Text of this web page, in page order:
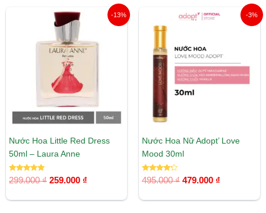
-13%
Nước Hoa Little Red Dress
50ml – Laura Anne
Được xếp
hạng
299.000₫
Giá
gốc
là:
299.000 ₫.
259.000 ₫
là:
-3%
Nước Hoa Nữ Adopt’ Love
Mood 30ml
Được xếp
hạng
495.000₫
Giá
gốc
495.000 ₫.
479.000 ₫
479.000 ₫.